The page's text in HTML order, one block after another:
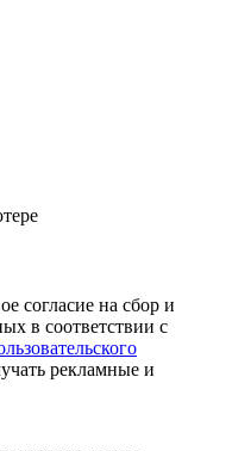
согласие на сбор и
в соответствии с
рекламные и